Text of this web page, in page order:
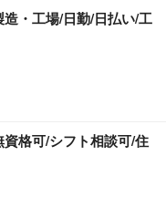
造・工場/日勤/日払い/工
資格可/シフト相談可/住